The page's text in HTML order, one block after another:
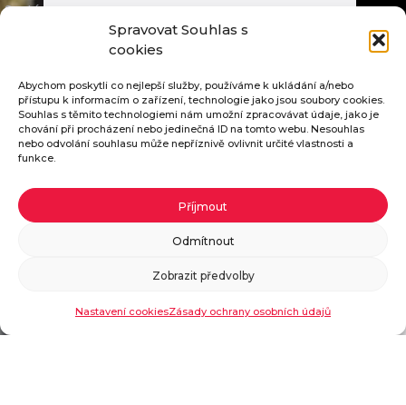
Spravovat Souhlas s
cookies
Abychom poskytli co nejlepší služby, používáme k ukládání a/nebo
přístupu k informacím o zařízení, technologie jako jsou soubory cookies.
Souhlas s těmito technologiemi nám umožní zpracovávat údaje, jako je
chování při procházení nebo jedinečná ID na tomto webu. Nesouhlas
nebo odvolání souhlasu může nepříznivě ovlivnit určité vlastnosti a
funkce.
Příjmout
Odmítnout
Zobrazit předvolby
Nastavení cookiesZásady ochrany osobních údajů
Systém jakosti
Seco Industries, s.r.o.
E-mail:
info@seco-traktory.cz
Jungmannova 11, 506 01 Jičín
DIČ CZ05391423
Pošleme vám katalog ZDARMA
Pokud vyplníte potřebné údaje, zašleme vám